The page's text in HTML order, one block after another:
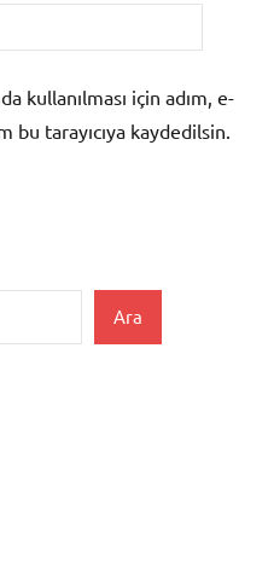
kullanılması için adım, e-
bu tarayıcıya kaydedilsin.
Ara